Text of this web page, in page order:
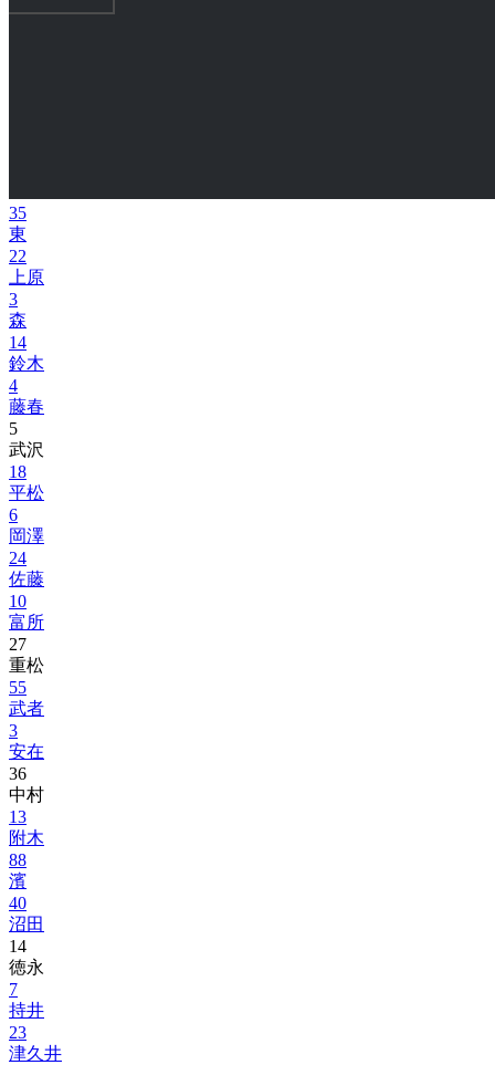
35
東
22
上原
3
森
14
鈴木
4
藤春
5
武沢
18
平松
6
岡澤
24
佐藤
10
富所
27
重松
55
武者
3
安在
36
中村
13
附木
88
濱
40
沼田
14
徳永
7
持井
23
津久井